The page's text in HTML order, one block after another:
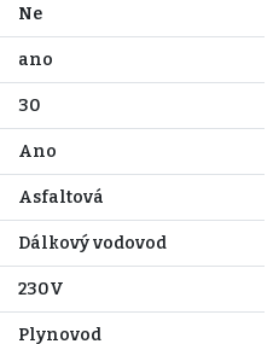
Ne
ano
30
Ano
Asfaltová
Dálkový vodovod
230V
Plynovod